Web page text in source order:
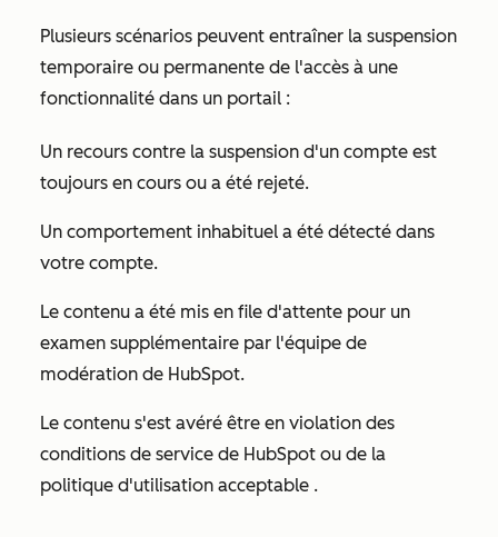
Plusieurs scénarios peuvent entraîner la suspension
temporaire ou permanente de l'accès à une
fonctionnalité dans un portail :
Un recours contre la suspension d'un compte est
toujours en cours ou a été rejeté.
Un comportement inhabituel a été détecté dans
votre compte.
Le contenu a été mis en file d'attente pour un
examen supplémentaire par l'équipe de
modération de HubSpot.
Le contenu s'est avéré être en violation des
conditions de service de HubSpot ou de la
politique d'utilisation acceptable .